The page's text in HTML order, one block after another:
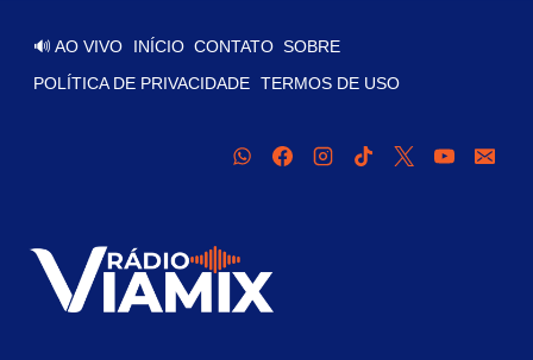
🔊 AO VIVO INÍCIO CONTATO SOBRE
POLÍTICA DE PRIVACIDADE TERMOS DE USO